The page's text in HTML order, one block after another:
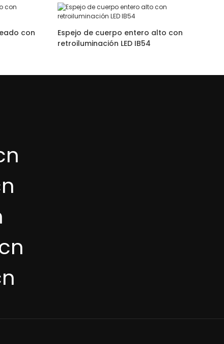
con
Espejo de cuerpo entero alto con
retroiluminación LED IB54